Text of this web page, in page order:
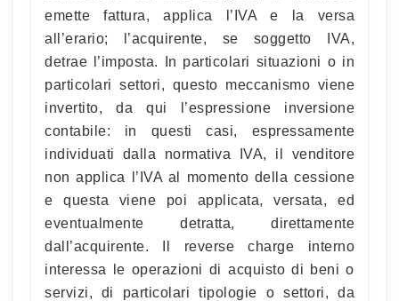
emette fattura, applica l’IVA e la versa
all’erario; l’acquirente, se soggetto IVA,
detrae l’imposta. In particolari situazioni o in
particolari settori, questo meccanismo viene
invertito, da qui l’espressione inversione
contabile: in questi casi, espressamente
individuati dalla normativa IVA, il venditore
non applica l’IVA al momento della cessione
e questa viene poi applicata, versata, ed
eventualmente detratta, direttamente
dall’acquirente. Il reverse charge interno
interessa le operazioni di acquisto di beni o
servizi, di particolari tipologie o settori, da